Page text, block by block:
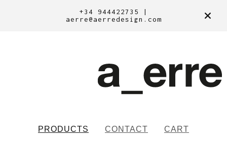
+34 944422735 |
aerre@aerredesign.com
PRODUCTS CONTACT CART